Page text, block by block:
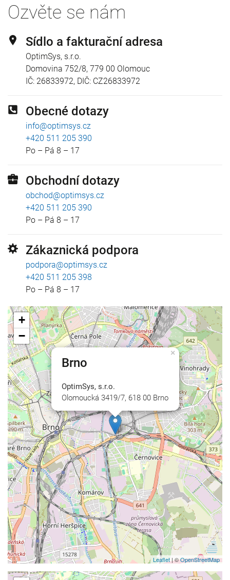
Ozvěte se nám
Sídlo a fakturační adresa
OptimSys, s.r.o.
Domovina 752/8, 779 00 Olomouc
IČ: 26833972, DIČ: CZ26833972
Obecné dotazy
info@optimsys.cz
+420 511 205 390
Po – Pá 8 – 17
Obchodní dotazy
obchod@optimsys.cz
+420 511 205 390
Po – Pá 8 – 17
Zákaznická podpora
podpora@optimsys.cz
+420 511 205 398
Po – Pá 8 – 17
Brno
OptimSys, s.r.o.
Olomoucká 3419/7, 618 00 Brno
×
+
−
Leaflet| ©OpenStreetMap